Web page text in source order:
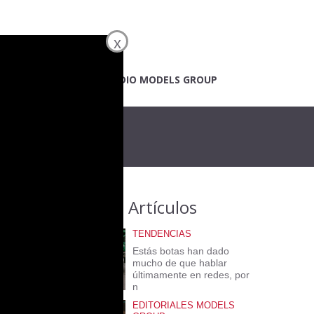
x
STUDIO MODELS GROUP
Últimos Artículos
TENDENCIAS
Estás botas han dado
mucho de que hablar
últimamente en redes, por
n
EDITORIALES MODELS